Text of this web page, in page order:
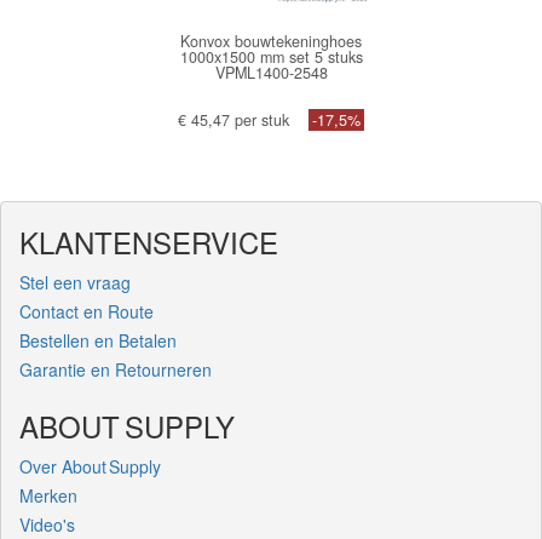
Konvox bouwtekeninghoes
1000x1500 mm set 5 stuks
VPML1400-2548
€ 45,47 per stuk -17,5%
KLANTENSERVICE
Stel een vraag
Contact en Route
Bestellen en Betalen
Garantie en Retourneren
ABOUT SUPPLY
Over About Supply
Merken
Video's